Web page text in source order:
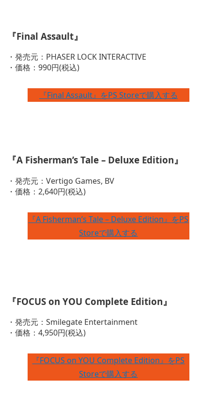
『Final Assault』
・発売元：PHASER LOCK INTERACTIVE
・価格：990円(税込)
『Final Assault』をPS Storeで購入する
『A Fisherman’s Tale – Deluxe Edition』
・発売元：Vertigo Games, BV
・価格：2,640円(税込)
『A Fisherman’s Tale – Deluxe Edition』をPS
Storeで購入する
『FOCUS on YOU Complete Edition』
・発売元：Smilegate Entertainment
・価格：4,950円(税込)
『FOCUS on YOU Complete Edition』をPS
Storeで購入する